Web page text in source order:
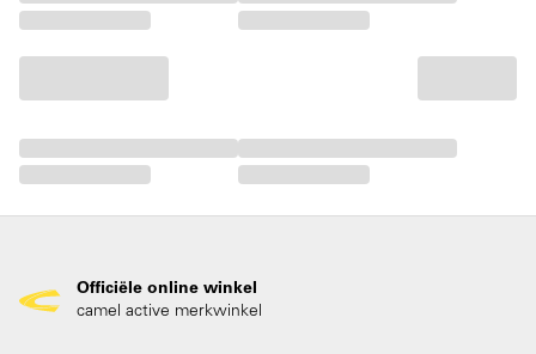
Officiële online winkel
camel active merkwinkel